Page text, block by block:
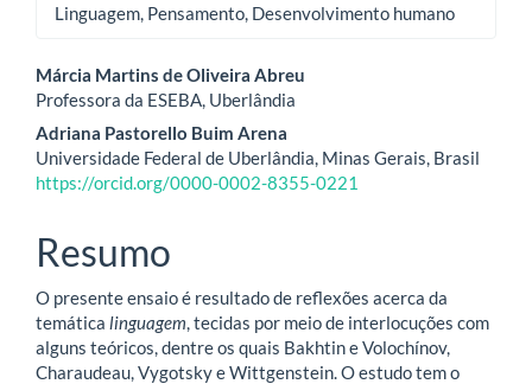
Linguagem, Pensamento, Desenvolvimento humano
Conteúdo
do
artigo
principal
Márcia Martins de Oliveira Abreu
Professora da ESEBA, Uberlândia
Adriana Pastorello Buim Arena
Universidade Federal de Uberlândia, Minas Gerais, Brasil
https://orcid.org/0000-0002-8355-0221
Resumo
O presente ensaio é resultado de reflexões acerca da
temática linguagem, tecidas por meio de interlocuções com
alguns teóricos, dentre os quais Bakhtin e Volochínov,
Charaudeau, Vygotsky e Wittgenstein. O estudo tem o